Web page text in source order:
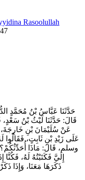
Rasoolullah
حَدَّثَنَا عَبَّاسُ بْنُ مُحَمَّدٍ
قَالَ‏:‏ حَدَّثَنَا لَيْثُ بْنُ سَعْدٍ،
عَنْ سُلَيْمَانَ بْنِ
عَلَى زَيْدِ بْنِ ثَابِتٍ، فَقَالُوا
وسلم، قَالَ‏:‏ مَاذَا
إِلَيَّ فَكَتَبْتُهُ لَهُ، فَكُنَّا
ذَكَرَهَا مَعَنَا، وَإِذَا